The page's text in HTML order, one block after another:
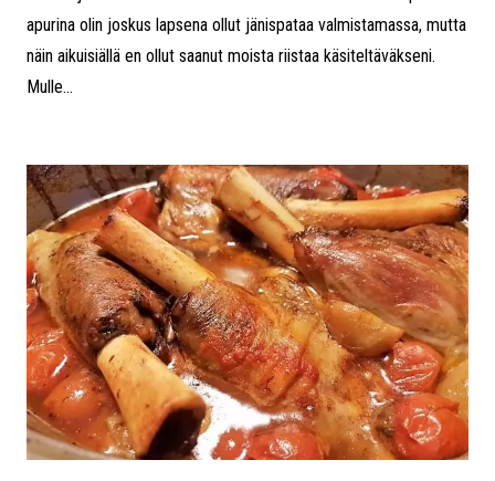
apurina olin joskus lapsena ollut jänispataa valmistamassa, mutta
näin aikuisiällä en ollut saanut moista riistaa käsiteltäväkseni.
Mulle...